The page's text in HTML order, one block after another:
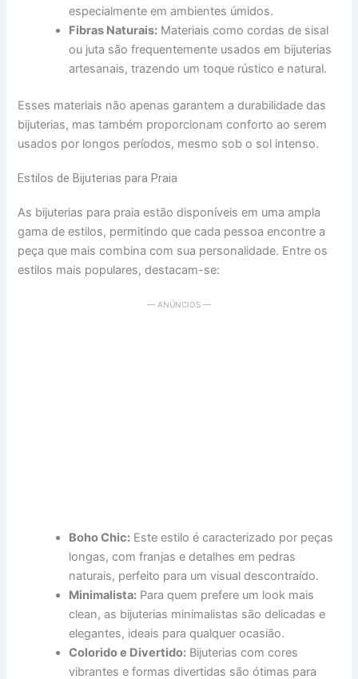
especialmente em ambientes úmidos.
Fibras Naturais: Materiais como cordas de sisal
ou juta são frequentemente usados em bijuterias
artesanais, trazendo um toque rústico e natural.
Esses materiais não apenas garantem a durabilidade das
bijuterias, mas também proporcionam conforto ao serem
usados por longos períodos, mesmo sob o sol intenso.
Estilos de Bijuterias para Praia
As bijuterias para praia estão disponíveis em uma ampla
gama de estilos, permitindo que cada pessoa encontre a
peça que mais combina com sua personalidade. Entre os
estilos mais populares, destacam-se:
— ANÚNCIOS —
Boho Chic: Este estilo é caracterizado por peças
longas, com franjas e detalhes em pedras
naturais, perfeito para um visual descontraído.
Minimalista: Para quem prefere um look mais
clean, as bijuterias minimalistas são delicadas e
elegantes, ideais para qualquer ocasião.
Colorido e Divertido: Bijuterias com cores
vibrantes e formas divertidas são ótimas para